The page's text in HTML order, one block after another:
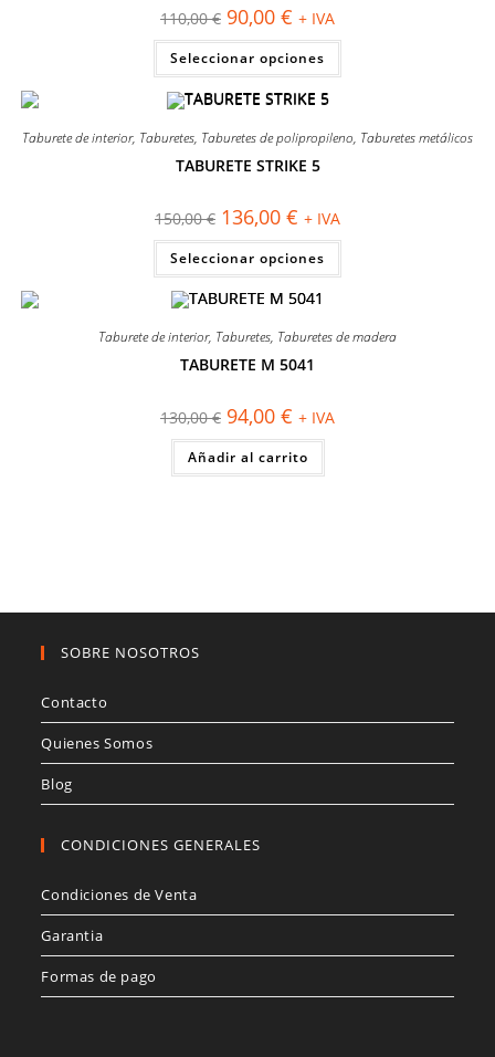
110,00€ El
precio
original
era:
110,00 €.
90,00 € El
precio
actual
es:
90,00 €.
+ IVA
Seleccionar opciones
Este
tiene
opciones
de
Taburete de interior, Taburetes, Taburetes de polipropileno, Taburetes metálicos
TABURETE STRIKE 5
150,00€ El
precio
original
era:
150,00 €.
136,00 € El
precio
actual
es:
136,00 €.
+ IVA
Seleccionar opciones
Este
tiene
opciones
Taburete de interior, Taburetes, Taburetes de madera
TABURETE M 5041
130,00€ El
precio
original
era:
130,00 €.
94,00 € El
precio
actual
es:
94,00 €.
+ IVA
Añadir al carrito
SOBRE NOSOTROS
Contacto
Quienes Somos
Blog
CONDICIONES GENERALES
Condiciones de Venta
Garantia
Formas de pago